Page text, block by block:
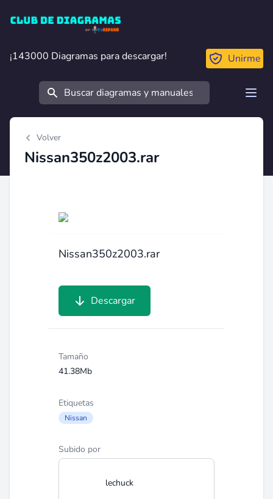
Club de Diagramas
¡143000 Diagramas para descargar!
¡143000 Diagramas para descargar! Unirme
Buscar
Volver
Nissan350z2003.rar
Nissan350z2003.rar
Descargar
Tamaño
41.38Mb
Etiquetas
Nissan
Subido por
lechuck